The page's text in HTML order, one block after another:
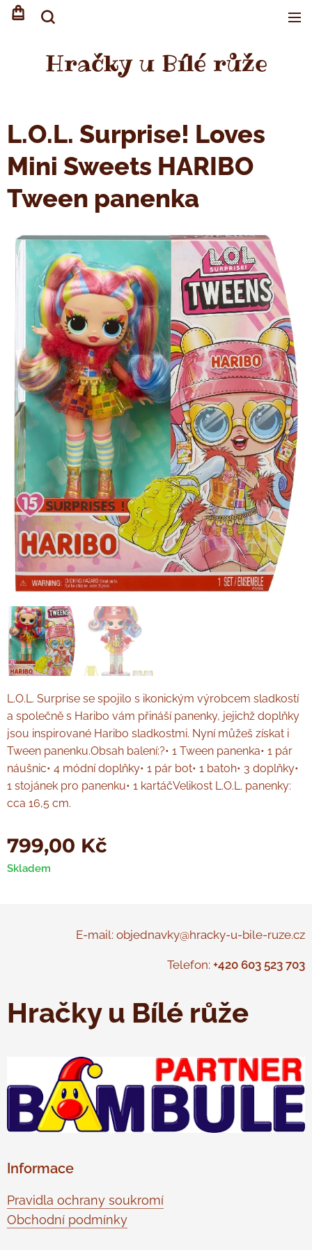
Hračky u Bílé růže
L.O.L. Surprise! Loves
Mini Sweets HARIBO
Tween panenka
L.O.L. Surprise se spojilo s ikonickým výrobcem sladkostí
a společně s Haribo vám přináší panenky, jejichž doplňky
jsou inspirované Haribo sladkostmi. Nyní můžeš získat i
Tween panenku.Obsah balení:?• 1 Tween panenka• 1 pár
náušnic• 4 módní doplňky• 1 pár bot• 1 batoh• 3 doplňky•
1 stojánek pro panenku• 1 kartáčVelikost L.O.L. panenky:
cca 16,5 cm.
799,00 Kč
Skladem
E-mail: objednavky@hracky-u-bile-ruze.cz
Telefon: +420 603 523 703
Hračky u Bílé růže
Informace
Pravidla ochrany soukromí
Obchodní podmínky